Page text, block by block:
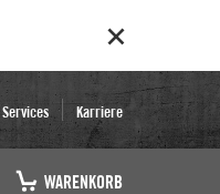
Karriere
WARENKORB